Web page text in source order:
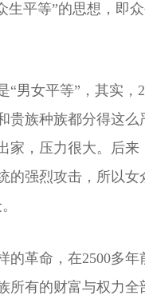
生平等”的思想，即
“男女平等”，其实
贵族种族都分得这
家，压力很大。后
的强烈攻击，所以
的革命，在2500多
所有的财富与权力